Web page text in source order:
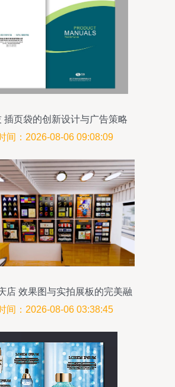
插页袋的创新设计与广告策略
间：2026-08-06 09:08:09
店 效果图与实拍展板的完美融
合展示
间：2026-08-06 03:38:45